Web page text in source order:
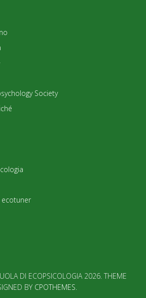
Society
DI ECOPSICOLOGIA 2026. THEME
BY CPOTHEMES.